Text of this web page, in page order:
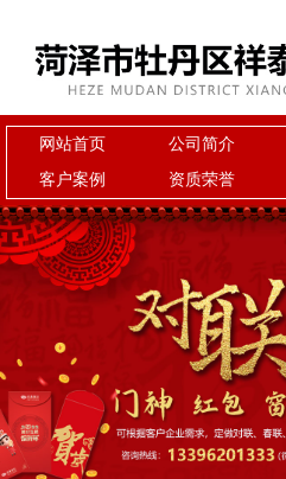
网站首页 公司简介
客户案例
资质荣誉
您的位置: 网站首页 > 图文信息 客
对联 门神